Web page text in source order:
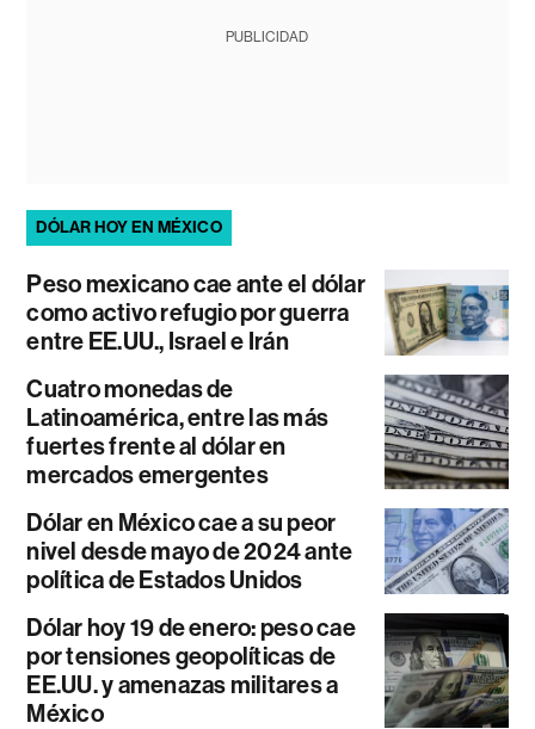
PUBLICIDAD
DÓLAR HOY EN MÉXICO
Peso mexicano cae ante el dólar
como activo refugio por guerra
entre EE.UU., Israel e Irán
Cuatro monedas de
Latinoamérica, entre las más
fuertes frente al dólar en
mercados emergentes
Dólar en México cae a su peor
nivel desde mayo de 2024 ante
política de Estados Unidos
Dólar hoy 19 de enero: peso cae
por tensiones geopolíticas de
EE.UU. y amenazas militares a
México